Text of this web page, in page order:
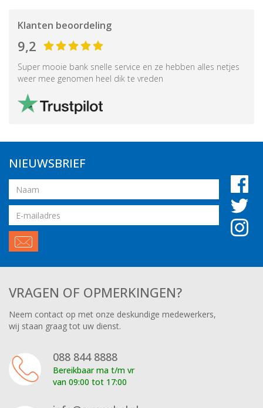
Klanten beoordeling
9,2
Super mooie bank snelle service en ze hebben alles netjes
weer mee genomen heel dik te vreden
NIEUWSBRIEF
Naam
Email
adres
VRAGEN OF OPMERKINGEN?
Neem contact op met onze deskundige medewerkers,
wij staan graag tot uw dienst.
088 844 8888
Bereikbaar ma t/m vr
van 09:00 tot 17:00